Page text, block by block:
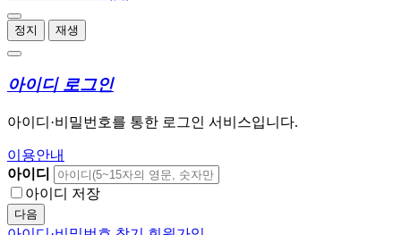
정지 재생
아이디 로그인
아이디·비밀번호를 통한 로그인 서비스입니다.
이용안내
아이디
아이디 저장
다음